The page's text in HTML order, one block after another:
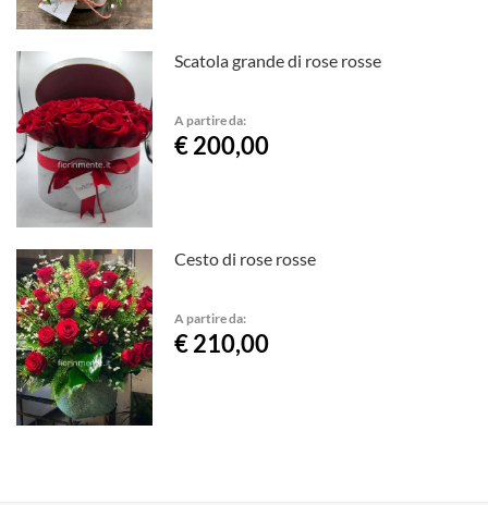
Scatola grande di rose rosse
A partire da:
€ 200,00
Cesto di rose rosse
A partire da:
€ 210,00